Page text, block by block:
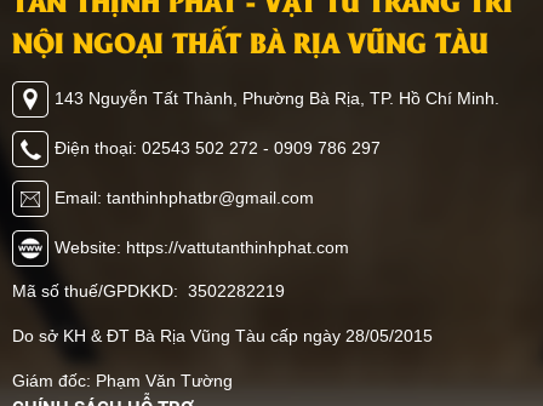
NỘI NGOẠI THẤT BÀ RỊA VŨNG TÀU
143 Nguyễn Tất Thành, Phường Bà Rịa, TP. Hồ Chí Minh.
Điện thoại: 02543 502 272 - 0909 786 297
Email: tanthinhphatbr@gmail.com
Website: https://vattutanthinhphat.com
Mã số thuế/GPDKKD: 3502282219
Do sở KH & ĐT Bà Rịa Vũng Tàu cấp ngày 28/05/2015
Giám đốc: Phạm Văn Tường